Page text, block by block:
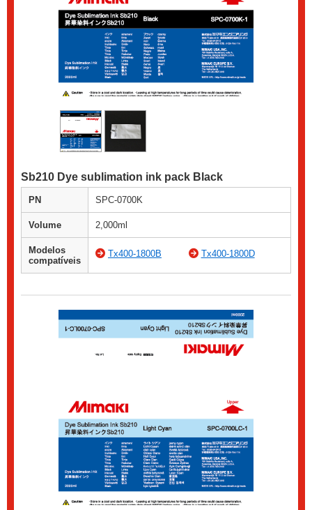
Sb210 Dye sublimation ink pack Black
PN SPC-0700K
Volume 2,000ml
Modelos
compatíveis
Tx400-1800B Tx400-1800D